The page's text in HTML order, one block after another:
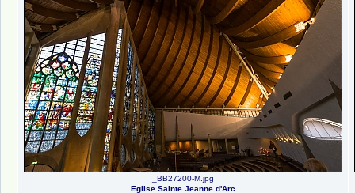
_BB27200-M.jpg
Eglise Sainte Jeanne d'Arc